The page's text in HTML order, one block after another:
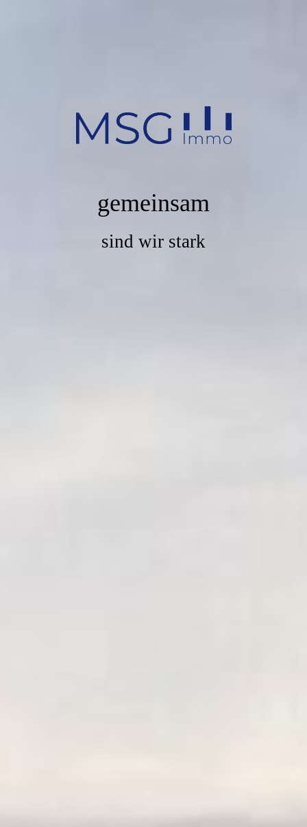
gemeinsam
sind wir stark